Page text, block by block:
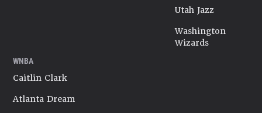
Utah Jazz
Washington
Wizards
WNBA
Caitlin Clark
Atlanta Dream